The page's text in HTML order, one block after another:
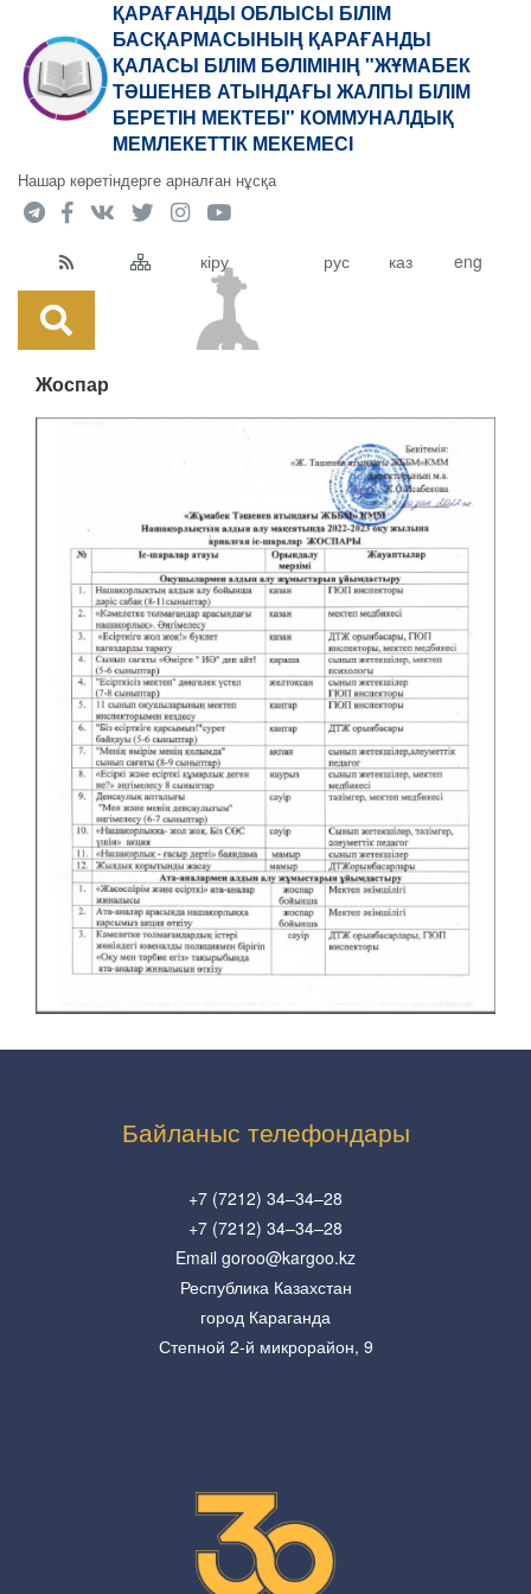
ҚАРАҒАНДЫ ОБЛЫСЫ БІЛІМ
БАСҚАРМАСЫНЫҢ ҚАРАҒАНДЫ
ҚАЛАСЫ БІЛІМ БӨЛІМІНІҢ "ЖҰМАБЕК
ТӘШЕНЕВ АТЫНДАҒЫ ЖАЛПЫ БІЛІМ
БЕРЕТІН МЕКТЕБІ" КОММУНАЛДЫҚ
МЕМЛЕКЕТТІК МЕКЕМЕСІ
Нашар көретіндерге арналған нұсқа
кіру рус каз eng
Жоспар
Байланыс телефондары
+7 (7212) 34–34–28
+7 (7212) 34–34–28
Email goroo@kargoo.kz
Республика Казахстан
город Караганда
Степной 2-й микрорайон, 9